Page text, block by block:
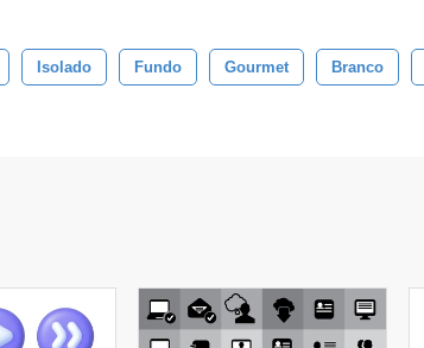
Isolado Fundo Gourmet Branco